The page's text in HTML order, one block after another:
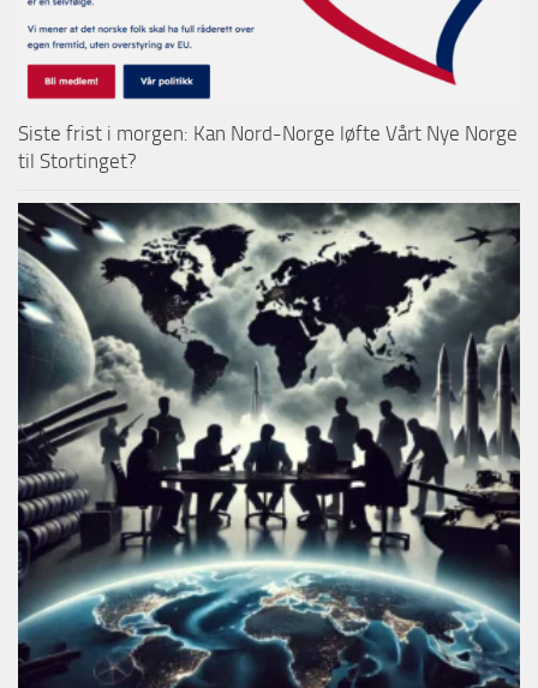
Siste frist i morgen: Kan Nord-Norge løfte Vårt Nye Norge
til Stortinget?